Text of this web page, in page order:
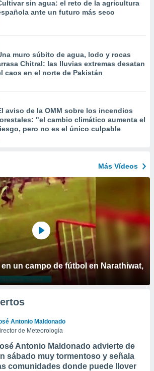
sin agua: el reto de la agricultura
ante un futuro más seco
muro súbito de agua, lodo y rocas
Chitral: las lluvias extremas desatan
caos en el norte de Pakistán
aviso de la OMM sobre los incendios
"el cambio climático aumenta el
pero no es el único culpable
Más Vídeos
un campo de fútbol en Narathiwat,
Antonio Maldonado
de Meteorología
Antonio Maldonado advierte de
sábado muy tormentoso y señala
comunidades donde puede llover